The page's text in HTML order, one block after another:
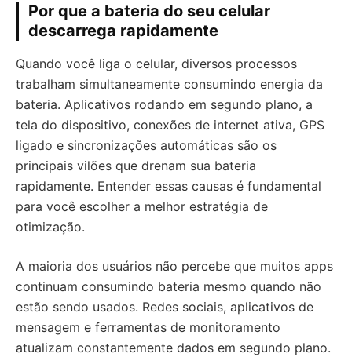
Por que a bateria do seu celular
descarrega rapidamente
Quando você liga o celular, diversos processos
trabalham simultaneamente consumindo energia da
bateria. Aplicativos rodando em segundo plano, a
tela do dispositivo, conexões de internet ativa, GPS
ligado e sincronizações automáticas são os
principais vilões que drenam sua bateria
rapidamente. Entender essas causas é fundamental
para você escolher a melhor estratégia de
otimização.
A maioria dos usuários não percebe que muitos apps
continuam consumindo bateria mesmo quando não
estão sendo usados. Redes sociais, aplicativos de
mensagem e ferramentas de monitoramento
atualizam constantemente dados em segundo plano.